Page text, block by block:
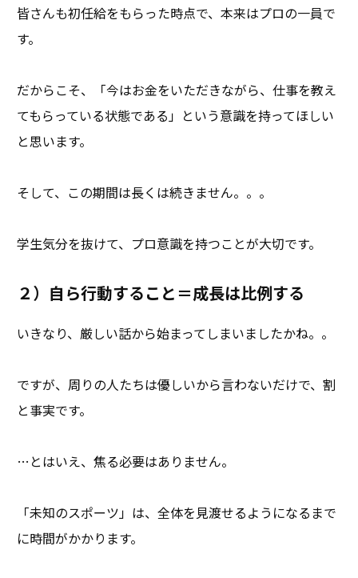
皆さんも初任給をもらった時点で、本来はプロの一員で
す。
だからこそ、「今はお金をいただきながら、仕事を教え
てもらっている状態である」という意識を持ってほしい
と思います。
そして、この期間は長くは続きません。。。
学生気分を抜けて、プロ意識を持つことが大切です。
２）自ら行動すること＝成長は比例する
いきなり、厳しい話から始まってしまいましたかね。。
ですが、周りの人たちは優しいから言わないだけで、割
と事実です。
…とはいえ、焦る必要はありません。
「未知のスポーツ」は、全体を見渡せるようになるまで
に時間がかかります。